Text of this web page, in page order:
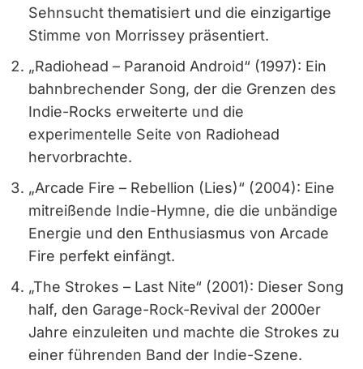
Sehnsucht thematisiert und die einzigartige
Stimme von Morrissey präsentiert.
„Radiohead – Paranoid Android“ (1997): Ein
bahnbrechender Song, der die Grenzen des
Indie-Rocks erweiterte und die
experimentelle Seite von Radiohead
hervorbrachte.
„Arcade Fire – Rebellion (Lies)“ (2004): Eine
mitreißende Indie-Hymne, die die unbändige
Energie und den Enthusiasmus von Arcade
Fire perfekt einfängt.
„The Strokes – Last Nite“ (2001): Dieser Song
half, den Garage-Rock-Revival der 2000er
Jahre einzuleiten und machte die Strokes zu
einer führenden Band der Indie-Szene.